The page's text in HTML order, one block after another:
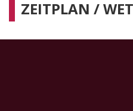
ZEITPLAN /